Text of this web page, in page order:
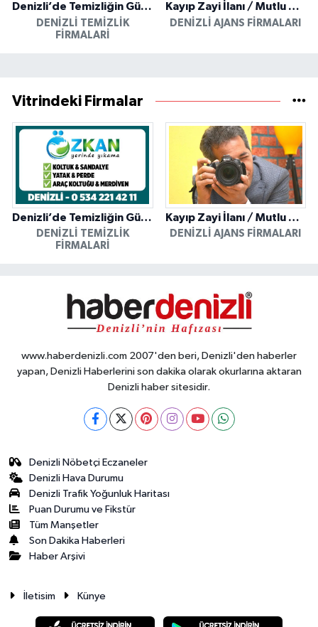
Denizli’de Temizliğin Güvenilir Adresi: Özkan Yerinde Yıkama
DENIZLI TEMIZLIK
FIRMALARI
Kayıp Zayi İlanı / Mutlu Ajans / Denizli
DENIZLI AJANS FIRMALARI
Vitrindeki Firmalar
Denizli’de Temizliğin Güvenilir Adresi: Özkan Yerinde Yıkama
DENIZLI TEMIZLIK
FIRMALARI
Kayıp Zayi İlanı / Mutlu Ajans / Denizli
DENIZLI AJANS FIRMALARI
www.haberdenizli.com 2007'den beri, Denizli'den haberler
yapan, Denizli Haberlerini son dakika olarak okurlarına aktaran
Denizli haber sitesidir.
Denizli Nöbetçi Eczaneler
Denizli Hava Durumu
Denizli Trafik Yoğunluk Haritası
Puan Durumu ve Fikstür
Tüm Manşetler
Son Dakika Haberleri
Haber Arşivi
İletisim Künye